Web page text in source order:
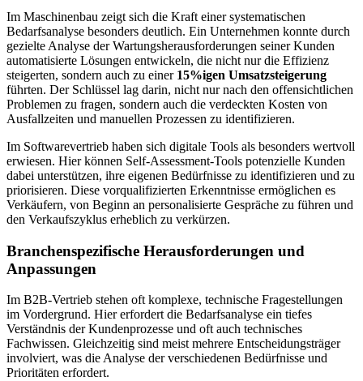
Im Maschinenbau zeigt sich die Kraft einer systematischen
Bedarfsanalyse besonders deutlich. Ein Unternehmen konnte durch
gezielte Analyse der Wartungsherausforderungen seiner Kunden
automatisierte Lösungen entwickeln, die nicht nur die Effizienz
steigerten, sondern auch zu einer 15%igen Umsatzsteigerung
führten. Der Schlüssel lag darin, nicht nur nach den offensichtlichen
Problemen zu fragen, sondern auch die verdeckten Kosten von
Ausfallzeiten und manuellen Prozessen zu identifizieren.
Im Softwarevertrieb haben sich digitale Tools als besonders wertvoll
erwiesen. Hier können Self-Assessment-Tools potenzielle Kunden
dabei unterstützen, ihre eigenen Bedürfnisse zu identifizieren und zu
priorisieren. Diese vorqualifizierten Erkenntnisse ermöglichen es
Verkäufern, von Beginn an personalisierte Gespräche zu führen und
den Verkaufszyklus erheblich zu verkürzen.
Branchenspezifische Herausforderungen und
Anpassungen
Im B2B-Vertrieb stehen oft komplexe, technische Fragestellungen
im Vordergrund. Hier erfordert die Bedarfsanalyse ein tiefes
Verständnis der Kundenprozesse und oft auch technisches
Fachwissen. Gleichzeitig sind meist mehrere Entscheidungsträger
involviert, was die Analyse der verschiedenen Bedürfnisse und
Prioritäten erfordert.